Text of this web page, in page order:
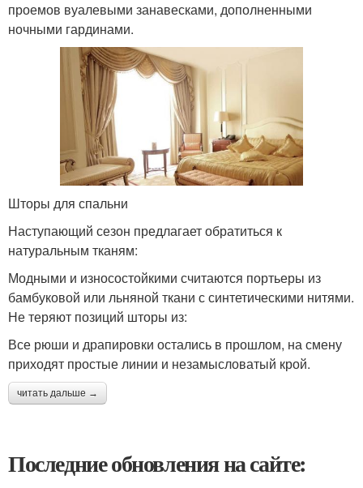
проемов вуалевыми занавесками, дополненными
ночными гардинами.
Шторы для спальни
Наступающий сезон предлагает обратиться к
натуральным тканям:
Модными и износостойкими считаются портьеры из
бамбуковой или льняной ткани с синтетическими нитями.
Не теряют позиций шторы из:
Все рюши и драпировки остались в прошлом, на смену
приходят простые линии и незамысловатый крой.
читать дальше →
Последние обновления на сайте: